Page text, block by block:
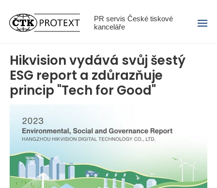
PR servis České tiskové
kanceláře
Menu
Hikvision vydává svůj šestý
ESG report a zdůrazňuje
princip "Tech for Good"